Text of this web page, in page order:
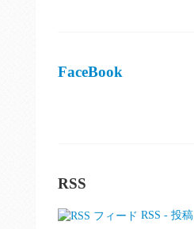
FaceBook
RSS
RSS - 投稿